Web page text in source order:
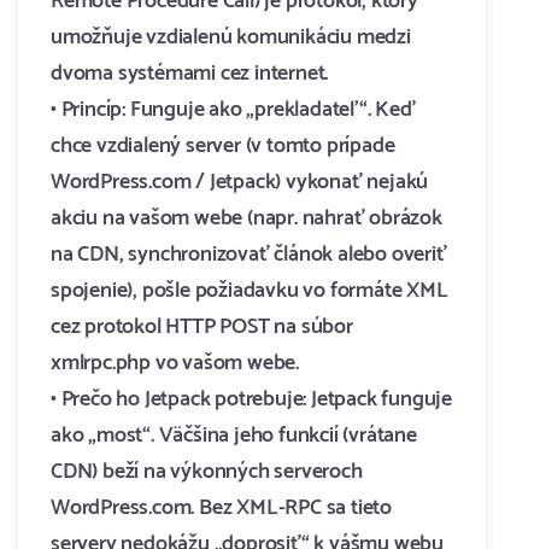
umožňuje vzdialenú komunikáciu medzi
dvoma systémami cez internet.
• Princíp: Funguje ako „prekladateľ“. Keď
chce vzdialený server (v tomto prípade
WordPress.com / Jetpack) vykonať nejakú
akciu na vašom webe (napr. nahrať obrázok
na CDN, synchronizovať článok alebo overiť
spojenie), pošle požiadavku vo formáte XML
cez protokol HTTP POST na súbor
xmlrpc.php vo vašom webe.
• Prečo ho Jetpack potrebuje: Jetpack funguje
ako „most“. Väčšina jeho funkcií (vrátane
CDN) beží na výkonných serveroch
WordPress.com. Bez XML-RPC sa tieto